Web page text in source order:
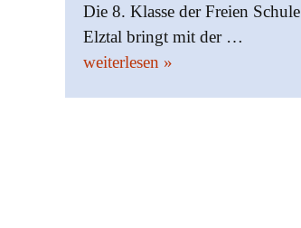
Die 8. Klasse der Freien Schule
Elztal bringt mit der …
weiterlesen »